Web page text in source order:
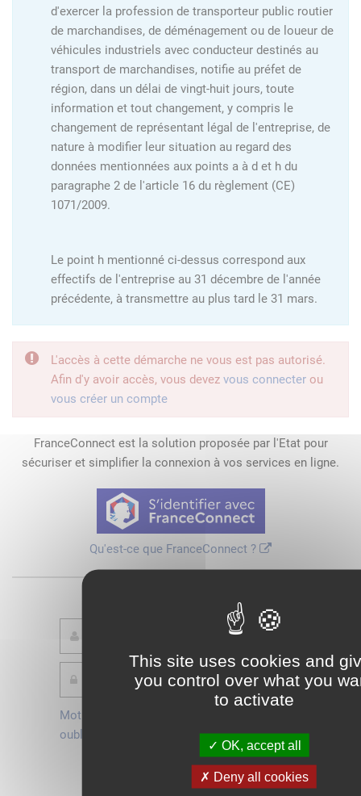
This site uses cookies and
you control over what you
to activate
OK, accept all
Deny all cookies
d'exercer la profession de transporteur public routier
de marchandises, de déménagement ou de loueur de
véhicules industriels avec conducteur destinés au
transport de marchandises, notifie au préfet de
région, dans un délai de vingt-huit jours, toute
information et tout changement, y compris le
changement de représentant légal de l'entreprise, de
nature à modifier leur situation au regard des
données mentionnées aux points a à d et h du
paragraphe 2 de l'article 16 du règlement (CE)
1071/2009.
Le point h mentionné ci-dessus correspond aux
effectifs de l'entreprise au 31 décembre de l'année
précédente, à transmettre au plus tard le 31 mars.
L'accès à cette démarche ne vous est pas autorisé.
Afin d'y avoir accès, vous devez vous connecter ou
vous créer un compte
FranceConnect est la solution proposée par l'Etat pour
sécuriser et simplifier la connexion à vos services en ligne.
Qu'est-ce que FranceConnect ?
Mot de passe
oublié ?
compte
Connexion